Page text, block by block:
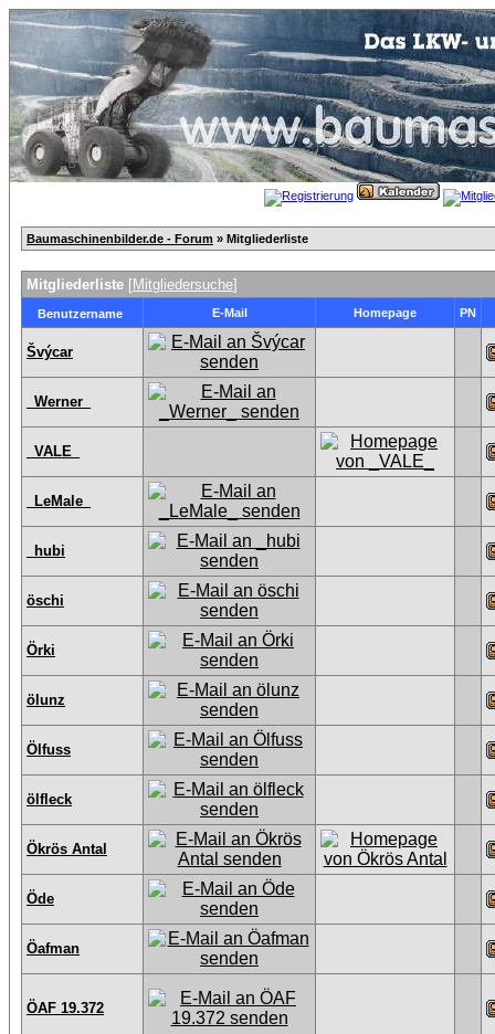
Baumaschinenbilder.de - Forum » Mitgliederliste
Mitgliederliste [Mitgliedersuche]
Benutzername E-Mail Homepage PN
Švýcar
_Werner_
_VALE_
_LeMale_
_hubi
öschi
Örki
ölunz
Ölfuss
ölfleck
Ökrös Antal
Öde
Öafman
ÖAF 19.372